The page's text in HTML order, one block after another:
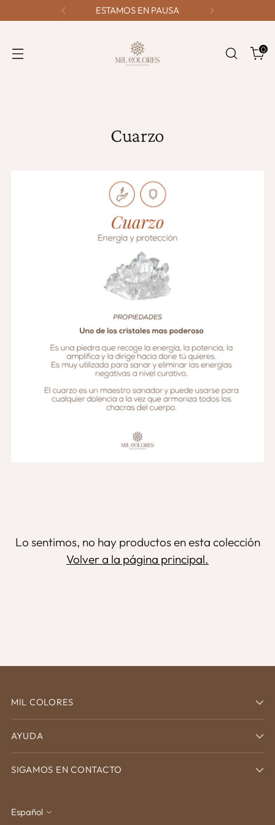
ESTAMOS EN PAUSA
0
Cuarzo
Lo sentimos, no hay productos en esta colección
Volver a la página principal.
MIL COLORES
AYUDA
SIGAMOS EN CONTACTO
idioma
Español